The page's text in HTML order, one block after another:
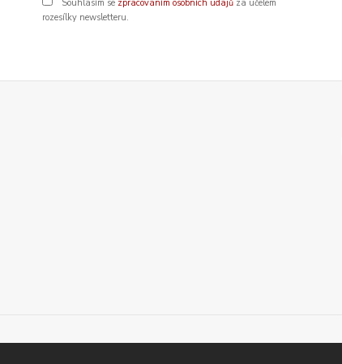
Souhlasím se zpracováním osobních údajů za účelem
rozesílky newsletteru.